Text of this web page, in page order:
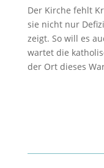
Der Kirche fehlt
sie nicht nur
zeigt. So will es
wartet die
der Ort dieses